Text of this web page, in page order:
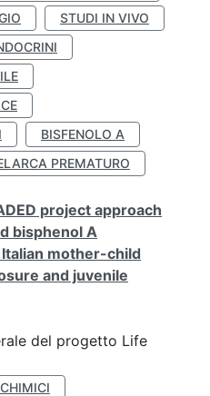
STUDI IN VIVO
BISFENOLO A
PREMATURO
project approach
bisphenol A
mother-child
and juvenile
del progetto Life